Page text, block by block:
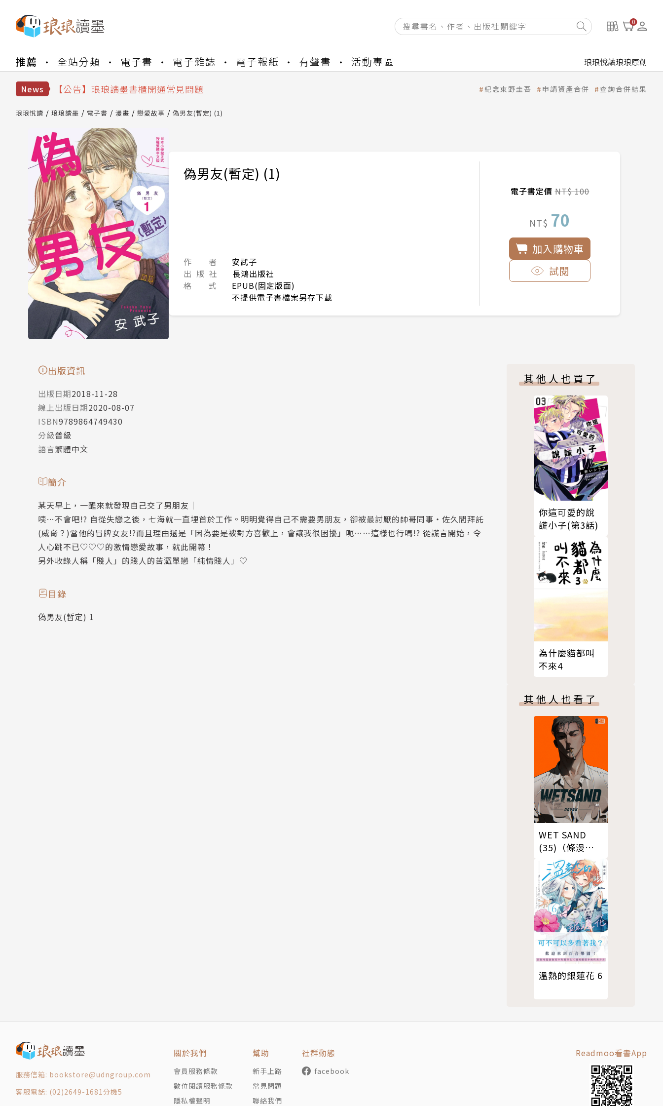
0
推薦 全站分類 電子書 電子雜誌 電子報紙 有聲書 活動專區 琅琅悅讀琅琅原創
News
【公告】琅琅書店服務升級重要說明及資產合併結果查詢
【公告】琅琅讀墨數位閱讀資產合併與書櫃開通申請
【公告】琅琅讀墨書櫃開通常見問題
【公告】琅琅書店服務升級重要說明及資產合併結果查詢
【公告】琅琅讀墨數位閱讀資產合併與書櫃開通申請
紀念東野圭吾 申請資產合併 查詢合併結果
琅琅悅讀 琅琅讀墨 電子書 漫畫 戀愛故事 偽男友(暫定) (1)
偽男友(暫定) (1)
作 者
安武子
出 版 社
長鴻出版社
格 式
EPUB(固定版面)
不提供電子書檔案另存下載
電子書定價NT$ 100
NT$ 70
加入購物車
試閱
出版資訊
出版日期2018-11-28
線上出版日期2020-08-07
ISBN9789864749430
分級普級
語言繁體中文
簡介
某天早上，一醒來就發現自己交了男朋友｜
咦…不會吧!? 自從失戀之後，七海就一直埋首於工作。明明覺得自己不需要男朋友，卻被最討厭的帥哥同事‧佐久間拜託
(威脅？)當他的冒牌女友!?而且理由還是「因為要是被對方喜歡上，會讓我很困擾」呃……這樣也行嗎!? 從謊言開始，令
人心跳不已♡♡♡的激情戀愛故事，就此開幕！
另外收錄人稱「賤人」的賤人的苦澀單戀「純情賤人」♡
目錄
偽男友(暫定) 1
其他人也買了
你這可愛的說
謊小子(第3話)
為什麼貓都叫
不來4
其他人也看了
WET SAND
(35)（條漫
版）
溫熱的銀蓮花 6
服務信箱: bookstore@udngroup.com
客服電話: (02)2649-1681分機5
關於我們
會員服務條款
數位閱讀服務條款
隱私權聲明
幫助
新手上路
常見問題
聯絡我們
社群動態
facebook
Readmoo看書App